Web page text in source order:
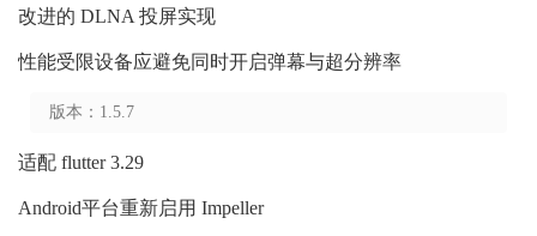
改进的 DLNA 投屏实现
性能受限设备应避免同时开启弹幕与超分辨率
版本：1.5.7
适配 flutter 3.29
Android平台重新启用 Impeller